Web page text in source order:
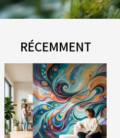
RÉCEMMENT